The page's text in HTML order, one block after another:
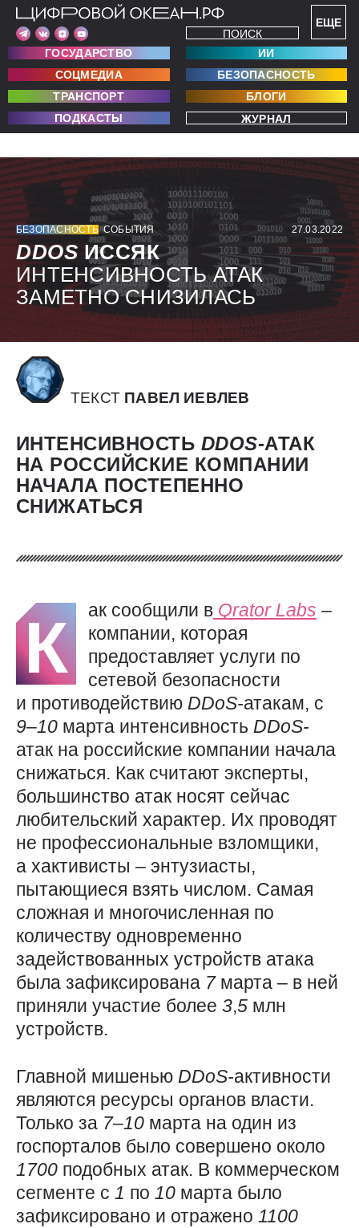
ЕЩЕ
ПОИСК
ГОСУДАРСТВО
ИИ
СОЦМЕДИА
БЕЗОПАСНОСТЬ
ТРАНСПОРТ
БЛОГИ
ПОДКАСТЫ
ЖУРНАЛ
БЕЗОПАСНОСТЬ СОБЫТИЯ 27.03.2022
DDOSИССЯК
ИНТЕНСИВНОСТЬ АТАК
ЗАМЕТНО СНИЗИЛАСЬ
ТЕКСТ ПАВЕЛ ИЕВЛЕВ
ИНТЕНСИВНОСТЬ DDOS-АТАК
НА РОССИЙСКИЕ КОМПАНИИ
НАЧАЛА ПОСТЕПЕННО
СНИЖАТЬСЯ
К ак сообщили в Qrator Labs –
компании, которая
предоставляет услуги по
сетевой безопасности
и противодействию DDoS-атакам, с
9–10 марта интенсивность DDoS-
атак на российские компании начала
снижаться. Как считают эксперты,
большинство атак носят сейчас
любительский характер. Их проводят
не профессиональные взломщики,
а хактивисты – энтузиасты,
пытающиеся взять числом. Самая
сложная и многочисленная по
количеству одновременно
задействованных устройств атака
была зафиксирована 7 марта – в ней
приняли участие более 3,5 млн
устройств.
Главной мишенью DDoS-активности
являются ресурсы органов власти.
Только за 7–10 марта на один из
госпорталов было совершено около
1700 подобных атак. В коммерческом
сегменте с 1 по 10 марта было
зафиксировано и отражено 1100